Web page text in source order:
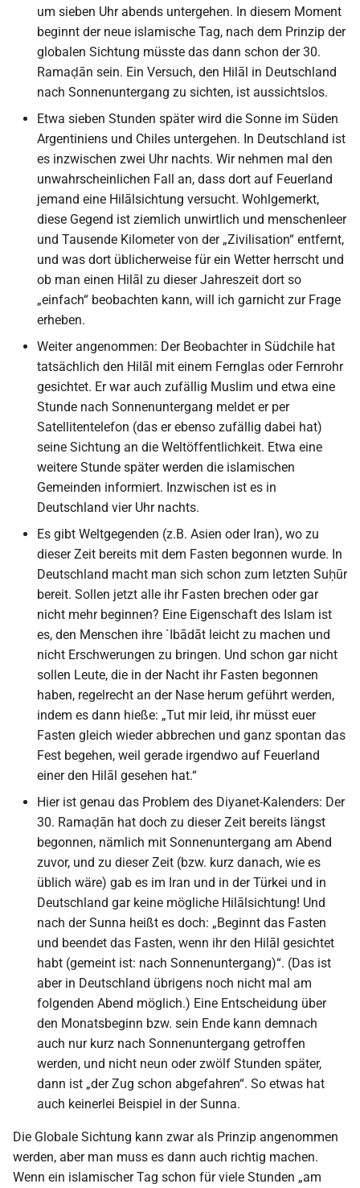
um sieben Uhr abends untergehen. In diesem Moment
beginnt der neue islamische Tag, nach dem Prinzip der
globalen Sichtung müsste das dann schon der 30.
Ramaḍān sein. Ein Versuch, den Hilāl in Deutschland
nach Sonnenuntergang zu sichten, ist aussichtslos.
Etwa sieben Stunden später wird die Sonne im Süden
Argentiniens und Chiles untergehen. In Deutschland ist
es inzwischen zwei Uhr nachts. Wir nehmen mal den
unwahrscheinlichen Fall an, dass dort auf Feuerland
jemand eine Hilālsichtung versucht. Wohlgemerkt,
diese Gegend ist ziemlich unwirtlich und menschenleer
und Tausende Kilometer von der „Zivilisation“ entfernt,
und was dort üblicherweise für ein Wetter herrscht und
ob man einen Hilāl zu dieser Jahreszeit dort so
„einfach“ beobachten kann, will ich garnicht zur Frage
erheben.
Weiter angenommen: Der Beobachter in Südchile hat
tatsächlich den Hilāl mit einem Fernglas oder Fernrohr
gesichtet. Er war auch zufällig Muslim und etwa eine
Stunde nach Sonnenuntergang meldet er per
Satellitentelefon (das er ebenso zufällig dabei hat)
seine Sichtung an die Weltöffentlichkeit. Etwa eine
weitere Stunde später werden die islamischen
Gemeinden informiert. Inzwischen ist es in
Deutschland vier Uhr nachts.
Es gibt Weltgegenden (z.B. Asien oder Iran), wo zu
dieser Zeit bereits mit dem Fasten begonnen wurde. In
Deutschland macht man sich schon zum letzten Suḥūr
bereit. Sollen jetzt alle ihr Fasten brechen oder gar
nicht mehr beginnen? Eine Eigenschaft des Islam ist
es, den Menschen ihre `Ibādāt leicht zu machen und
nicht Erschwerungen zu bringen. Und schon gar nicht
sollen Leute, die in der Nacht ihr Fasten begonnen
haben, regelrecht an der Nase herum geführt werden,
indem es dann hieße: „Tut mir leid, ihr müsst euer
Fasten gleich wieder abbrechen und ganz spontan das
Fest begehen, weil gerade irgendwo auf Feuerland
einer den Hilāl gesehen hat.“
Hier ist genau das Problem des Diyanet-Kalenders: Der
30. Ramaḍān hat doch zu dieser Zeit bereits längst
begonnen, nämlich mit Sonnenuntergang am Abend
zuvor, und zu dieser Zeit (bzw. kurz danach, wie es
üblich wäre) gab es im Iran und in der Türkei und in
Deutschland gar keine mögliche Hilālsichtung! Und
nach der Sunna heißt es doch: „Beginnt das Fasten
und beendet das Fasten, wenn ihr den Hilāl gesichtet
habt (gemeint ist: nach Sonnenuntergang)“. (Das ist
aber in Deutschland übrigens noch nicht mal am
folgenden Abend möglich.) Eine Entscheidung über
den Monatsbeginn bzw. sein Ende kann demnach
auch nur kurz nach Sonnenuntergang getroffen
werden, und nicht neun oder zwölf Stunden später,
dann ist „der Zug schon abgefahren“. So etwas hat
auch keinerlei Beispiel in der Sunna.
Die Globale Sichtung kann zwar als Prinzip angenommen
werden, aber man muss es dann auch richtig machen.
Wenn ein islamischer Tag schon für viele Stunden „am